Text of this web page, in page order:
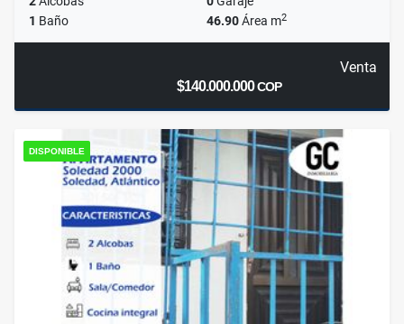
1 Baño 46.90Área m2
Venta
$140.000.000COP
DISPONIBLE